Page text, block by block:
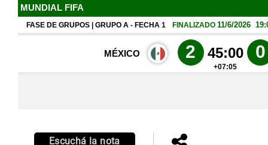
Escuchá la nota